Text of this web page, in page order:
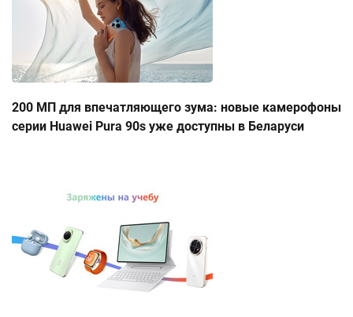
200 МП для впечатляющего зума: новые камерофоны
серии Huawei Pura 90s уже доступны в Беларуси